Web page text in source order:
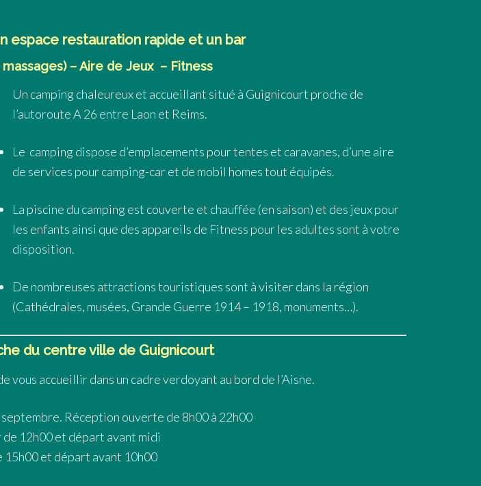
espace restauration rapide et un bar
– Aire de Jeux – Fitness
Un camping chaleureux et accueillant situé à Guignicourt proche de
l’autoroute A 26 entre Laon et Reims.
Le camping dispose d’emplacements pour tentes et caravanes, d’une aire
de services pour camping-car et de mobil homes tout équipés.
La piscine du camping est couverte et chauffée (en saison) et des jeux pour
les enfants ainsi que des appareils de Fitness pour les adultes sont à votre
disposition.
De nombreuses attractions touristiques sont à visiter dans la région
(Cathédrales, musées, Grande Guerre 1914 – 1918, monuments…).
du centre ville de Guignicourt
vous accueillir dans un cadre verdoyant au bord de l’Aisne.
Réception ouverte de 8h00 à 22h00
12h00 et départ avant midi
et départ avant 10h00